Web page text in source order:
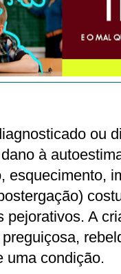
ou
à
esquecimento,
pejorativos. A
preguiçosa,
uma condição.